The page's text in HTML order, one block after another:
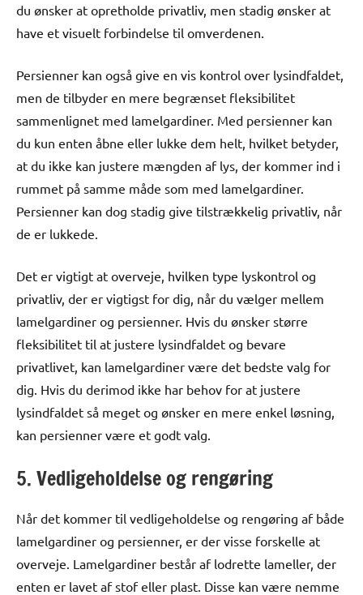
du ønsker at opretholde privatliv, men stadig ønsker at
have et visuelt forbindelse til omverdenen.
Persienner kan også give en vis kontrol over lysindfaldet,
men de tilbyder en mere begrænset fleksibilitet
sammenlignet med lamelgardiner. Med persienner kan
du kun enten åbne eller lukke dem helt, hvilket betyder,
at du ikke kan justere mængden af lys, der kommer ind i
rummet på samme måde som med lamelgardiner.
Persienner kan dog stadig give tilstrækkelig privatliv, når
de er lukkede.
Det er vigtigt at overveje, hvilken type lyskontrol og
privatliv, der er vigtigst for dig, når du vælger mellem
lamelgardiner og persienner. Hvis du ønsker større
fleksibilitet til at justere lysindfaldet og bevare
privatlivet, kan lamelgardiner være det bedste valg for
dig. Hvis du derimod ikke har behov for at justere
lysindfaldet så meget og ønsker en mere enkel løsning,
kan persienner være et godt valg.
5. Vedligeholdelse og rengøring
Når det kommer til vedligeholdelse og rengøring af både
lamelgardiner og persienner, er der visse forskelle at
overveje. Lamelgardiner består af lodrette lameller, der
enten er lavet af stof eller plast. Disse kan være nemme